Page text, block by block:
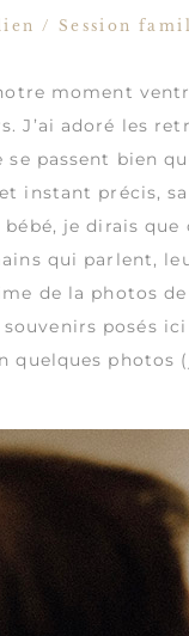
/ Session
moment
J’ai adoré les
passent bien
instant précis,
je dirais que
qui parlent,
de la photos
souvenirs posés
quelques photos